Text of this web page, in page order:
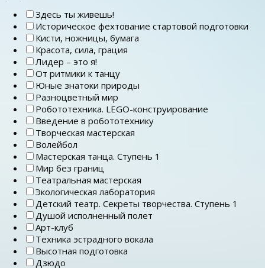
Здесь ты живешь!
Историческое фехтование стартовой подготовки
Кисти, ножницы, бумага
Красота, сила, грация
Лидер – это я!
От ритмики к танцу
Юные знатоки природы
Разноцветный мир
Робототехника. LEGO-конструирование
Введение в робототехнику
Творческая мастерская
Волейбол
Мастерская танца. Ступень 1
Мир без границ
Театральная мастерская
Экологическая лаборатория
Детский театр. Секреты творчества. Ступень 1
Душой исполненный полет
Арт-клуб
Техника эстрадного вокала
Высотная подготовка
Дзюдо